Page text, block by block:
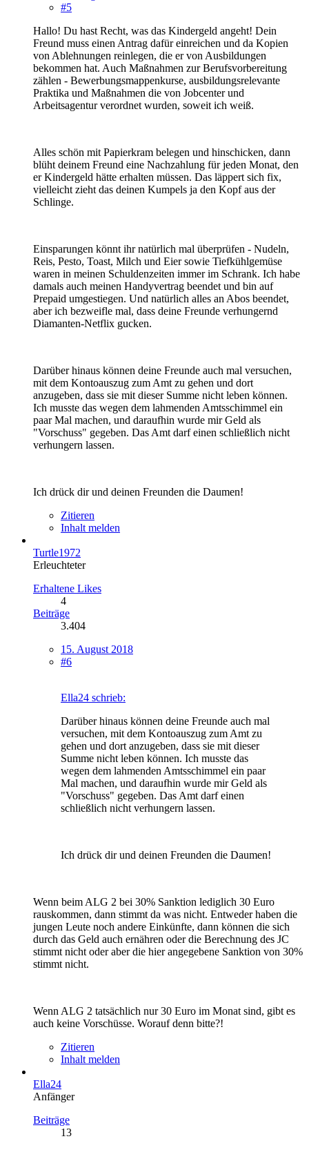
#5
Hallo! Du hast Recht, was das Kindergeld angeht! Dein
Freund muss einen Antrag dafür einreichen und da Kopien
von Ablehnungen reinlegen, die er von Ausbildungen
bekommen hat. Auch Maßnahmen zur Berufsvorbereitung
zählen - Bewerbungsmappenkurse, ausbildungsrelevante
Praktika und Maßnahmen die von Jobcenter und
Arbeitsagentur verordnet wurden, soweit ich weiß.
Alles schön mit Papierkram belegen und hinschicken, dann
blüht deinem Freund eine Nachzahlung für jeden Monat, den
er Kindergeld hätte erhalten müssen. Das läppert sich fix,
vielleicht zieht das deinen Kumpels ja den Kopf aus der
Schlinge.
Einsparungen könnt ihr natürlich mal überprüfen - Nudeln,
Reis, Pesto, Toast, Milch und Eier sowie Tiefkühlgemüse
waren in meinen Schuldenzeiten immer im Schrank. Ich habe
damals auch meinen Handyvertrag beendet und bin auf
Prepaid umgestiegen. Und natürlich alles an Abos beendet,
aber ich bezweifle mal, dass deine Freunde verhungernd
Diamanten-Netflix gucken.
Darüber hinaus können deine Freunde auch mal versuchen,
mit dem Kontoauszug zum Amt zu gehen und dort
anzugeben, dass sie mit dieser Summe nicht leben können.
Ich musste das wegen dem lahmenden Amtsschimmel ein
paar Mal machen, und daraufhin wurde mir Geld als
"Vorschuss" gegeben. Das Amt darf einen schließlich nicht
verhungern lassen.
Ich drück dir und deinen Freunden die Daumen!
Zitieren
Inhalt melden
Turtle1972
Erleuchteter
Erhaltene Likes
4
Beiträge
3.404
15. August 2018
#6
Ella24 schrieb:
Darüber hinaus können deine Freunde auch mal
versuchen, mit dem Kontoauszug zum Amt zu
gehen und dort anzugeben, dass sie mit dieser
Summe nicht leben können. Ich musste das
wegen dem lahmenden Amtsschimmel ein paar
Mal machen, und daraufhin wurde mir Geld als
"Vorschuss" gegeben. Das Amt darf einen
schließlich nicht verhungern lassen.
Ich drück dir und deinen Freunden die Daumen!
Wenn beim ALG 2 bei 30% Sanktion lediglich 30 Euro
rauskommen, dann stimmt da was nicht. Entweder haben die
jungen Leute noch andere Einkünfte, dann können die sich
durch das Geld auch ernähren oder die Berechnung des JC
stimmt nicht oder aber die hier angegebene Sanktion von 30%
stimmt nicht.
Wenn ALG 2 tatsächlich nur 30 Euro im Monat sind, gibt es
auch keine Vorschüsse. Worauf denn bitte?!
Zitieren
Inhalt melden
Ella24
Anfänger
Beiträge
13